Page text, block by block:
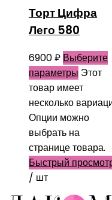
Торт Цифра
Лего 580
6900₽ Выберите
параметры Этот
товар имеет
несколько
Опции можно
выбрать на
странице товара.
Быстрый
/ шт